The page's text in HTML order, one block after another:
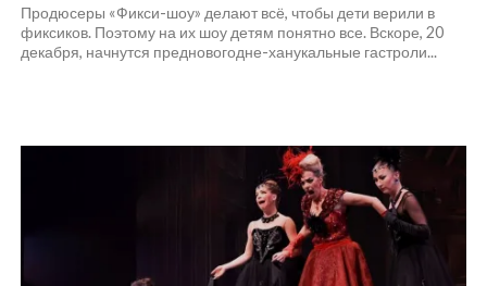
Продюсеры «Фикси-шоу» делают всё, чтобы дети верили в
фиксиков. Поэтому на их шоу детям понятно все. Вскоре, 20
декабря, начнутся предновогодне-ханукальные гастроли...